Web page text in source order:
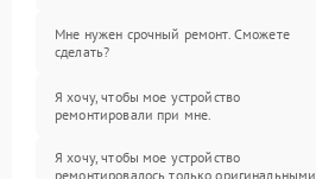
Мне нужен срочный ремонт. Сможете
сделать?
Я хочу, чтобы мое устройство
ремонтировали при мне.
Я хочу, чтобы мое устройство
ремонтировалось только оригинальными